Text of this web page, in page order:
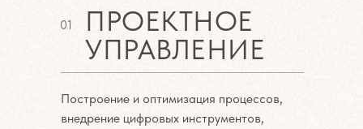
ПРОЕКТНОЕ
УПРАВЛЕНИЕ
Построение и оптимизация процессов,
внедрение цифровых инструментов,
01